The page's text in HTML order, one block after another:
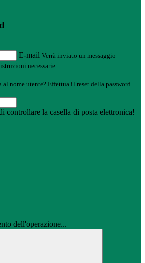
E-mail Verrà inviato un messaggio
necessarie.
al nome utente? Effettua il reset della password
controllare la casella di posta elettronica!
dell'operazione...